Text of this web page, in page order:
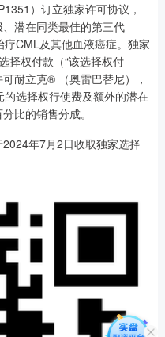
）订立独家许可协议，
潜在同类最佳的第三代
CML及其他血液癌症。独家
择权付款（“该选择权付
耐立克® （奥雷巴替尼），
选择权行使费及额外的潜在
比的销售分成。
年7月2日收取独家选择